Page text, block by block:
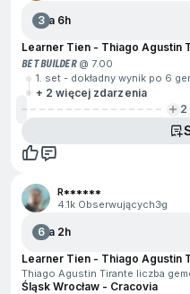
3Za 6h
Learner Tien - Thiago Agustin
BET BUILDER@ 7.00
1. set - dokładny wynik po 6
+ 2 więcej zdarzenia
2
R******
4.1k Obserwujących3g
6Za 2h
Learner Tien - Thiago Agustin
Thiago Agustin Tirante liczba
Śląsk Wrocław - Cracovia